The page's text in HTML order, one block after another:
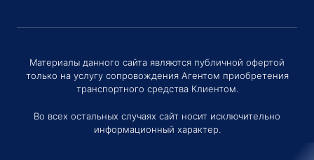
Материалы данного сайта являются публичной офертой
только на услугу сопровождения Агентом приобретения
транспортного средства Клиентом.
Во всех остальных случаях сайт носит исключительно
информационный характер.